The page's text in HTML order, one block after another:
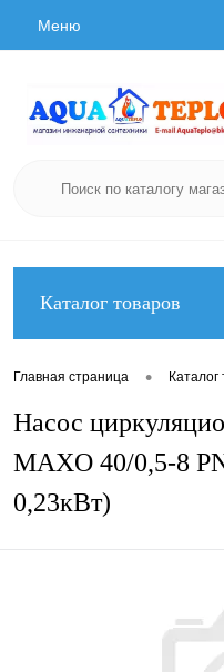
Меню
Каталог товаров
Главная страница • Каталог
Насос
MAXO 40/0,5-8
0,23кВт)